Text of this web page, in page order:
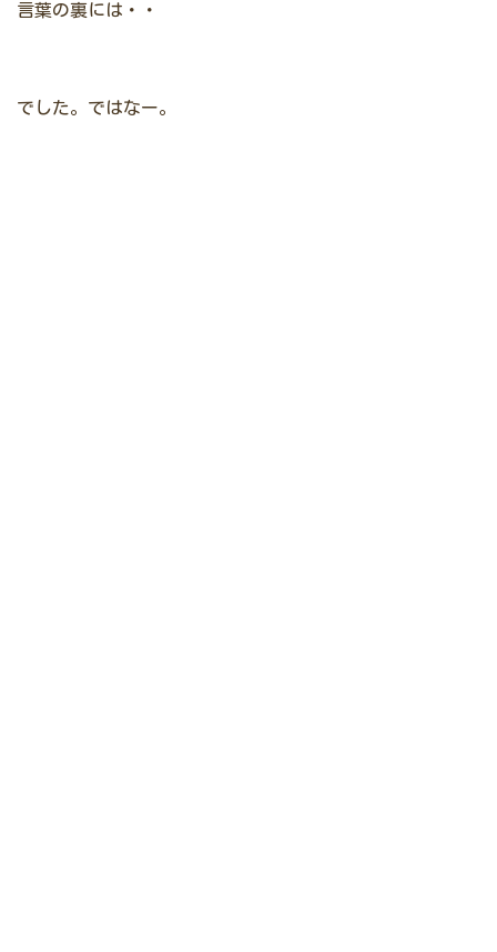
言葉の裏には・・
でした。ではなー。